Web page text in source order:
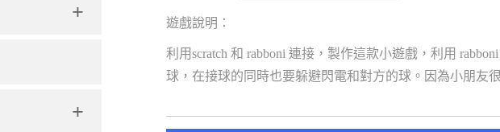
+
+
遊戲說明：
利用scratch 和 rabboni 連接，製作這款小遊戲，利用
球，在接球的同時也要躲避閃電和對方的球。因為小朋友